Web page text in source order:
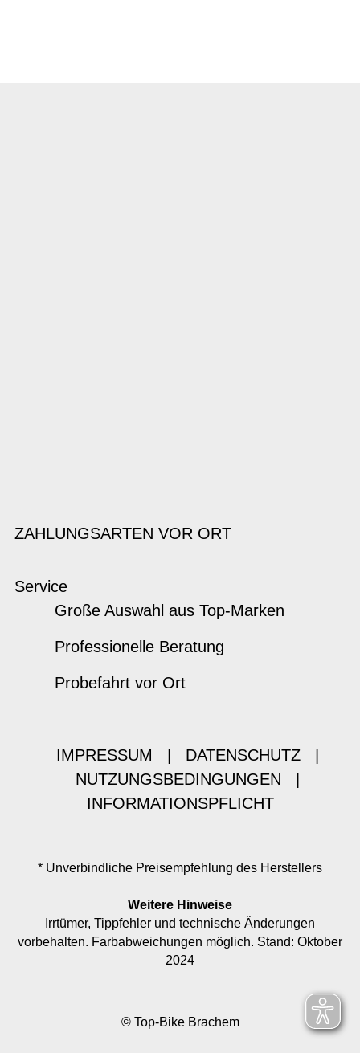
ZAHLUNGSARTEN VOR ORT
Service
Große Auswahl aus Top-Marken
Professionelle Beratung
Probefahrt vor Ort
IMPRESSUM DATENSCHUTZ
NUTZUNGSBEDINGUNGEN
INFORMATIONSPFLICHT
* Unverbindliche Preisempfehlung des Herstellers
Weitere Hinweise
Irrtümer, Tippfehler und technische Änderungen
vorbehalten. Farbabweichungen möglich. Stand: Oktober
2024
© Top-Bike Brachem